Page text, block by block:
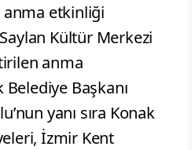
etkinliği
Kültür Merkezi
anma
Başkanı
yanı sıra Konak
İzmir Kent